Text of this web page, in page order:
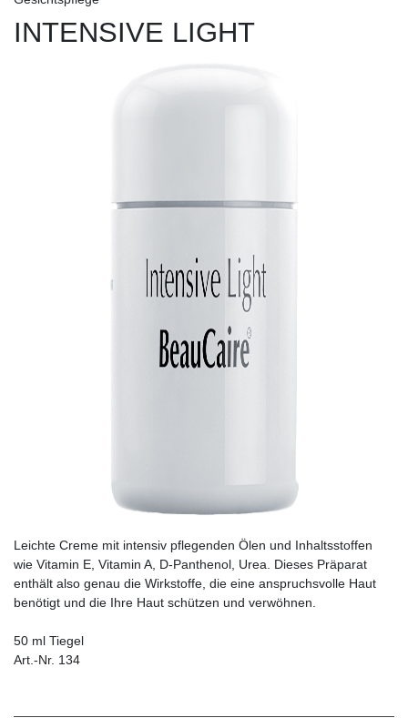
INTENSIVE LIGHT
Leichte Creme mit intensiv pflegenden Ölen und Inhaltsstoffen
wie Vitamin E, Vitamin A, D-Panthenol, Urea. Dieses Präparat
enthält also genau die Wirkstoffe, die eine anspruchsvolle Haut
benötigt und die Ihre Haut schützen und verwöhnen.
50 ml Tiegel
Art.-Nr. 134